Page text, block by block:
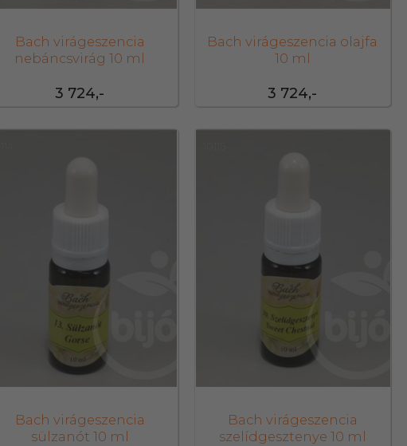
3 724,-
Bach virágeszencia
nebáncsvirág 10 ml
3 724,-
Bach virágeszencia olajfa
10 ml
Bach virágeszencia
sülzanót 10 ml
Bach virágeszencia
szelídgesztenye 10 ml